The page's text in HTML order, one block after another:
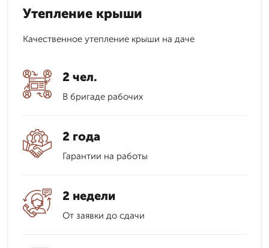
Утепление крыши
Качественное утепление крыши на даче
2 чел.
В бригаде рабочих
2 года
Гарантии на работы
2 недели
От заявки до сдачи